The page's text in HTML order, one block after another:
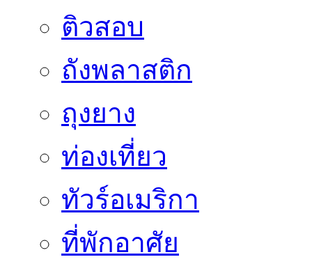
ติวสอบ
ถังพลาสติก
ถุงยาง
ท่องเที่ยว
ทัวร์อเมริกา
ที่พักอาศัย